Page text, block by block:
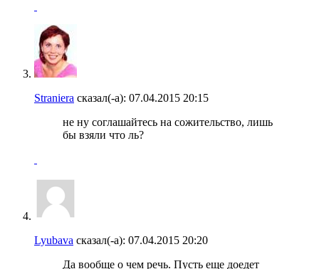
Straniera сказал(-а): 07.04.2015 20:15
не ну соглашайтесь на сожительство, лишь
бы взяли что ль?
Lyubava сказал(-а): 07.04.2015 20:20
Да вообще о чем речь. Пусть еще доедет